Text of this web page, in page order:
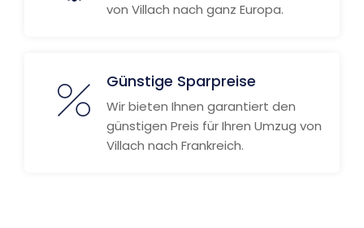
von Villach nach ganz Europa.
Günstige Sparpreise
Wir bieten Ihnen garantiert den
günstigen Preis für Ihren Umzug von
Villach nach Frankreich.